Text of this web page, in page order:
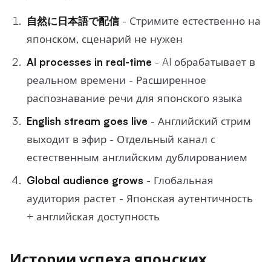
自然に日本語で配信- Стримите естественно на
японском, сценарий не нужен
AI processes in real-time - AI обрабатывает в
реальном времени - Расширенное
распознавание речи для японского языка
English stream goes live - Английский стрим
выходит в эфир - Отдельный канал с
естественным английским дублированием
Global audience grows - Глобальная
аудитория растет - Японская аутентичность
+ английская доступность